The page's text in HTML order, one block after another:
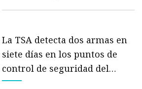
soluciones de automatización
La TSA detecta dos armas en
siete días en los puntos de
control de seguridad del
Aeropuerto Internacional